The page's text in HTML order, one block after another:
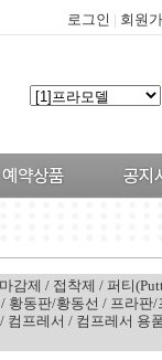
로그인 | 회원
감제 / 접착제 / 퍼티
/ 황동판/황동선 / 프라판/
/ 컴프레서 / 컴프레서 용